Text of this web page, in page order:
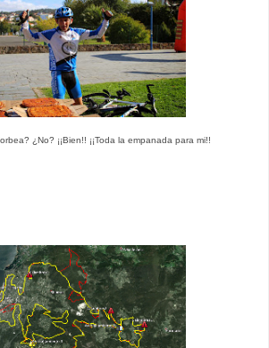
¿No? ¡¡Bien!! ¡¡Toda la empanada para mi!!